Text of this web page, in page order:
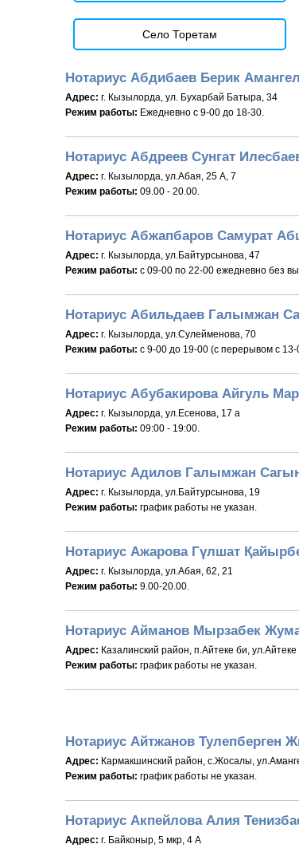
Село Торетам
Нотариус Абдибаев Берик
Адрес: г. Кызылорда, ул. Бухарбай Батыра, 34
Режим работы: Ежедневно с 9-00 до 18-30.
Нотариус Абдреев Сунгат
Адрес: г. Кызылорда, ул.Абая, 25 А, 7
Режим работы: 09.00 - 20.00.
Нотариус Абжапбаров Самурат
Адрес: г. Кызылорда, ул.Байтурсынова, 47
Режим работы: с 09-00 по 22-00 ежедневно без
Нотариус Абильдаев Галымжан
Адрес: г. Кызылорда, ул.Сулейменова, 70
Режим работы: c 9-00 до 19-00 (с перерывом с
Нотариус Абубакирова Айгуль
Адрес: г. Кызылорда, ул.Есенова, 17 а
Режим работы: 09:00 - 19:00.
Нотариус Адилов Галымжан
Адрес: г. Кызылорда, ул.Байтурсынова, 19
Режим работы: график работы не указан.
Нотариус Ажарова Гүлшат
Адрес: г. Кызылорда, ул.Абая, 62, 21
Режим работы: 9.00-20.00.
Нотариус Айманов Мырзабек
Адрес: Казалинский район, п.Айтеке би,
Режим работы: график работы не указан.
Нотариус Айтжанов Тулепберген
Адрес: Кармакшинский район, с.Жосалы,
Режим работы: график работы не указан.
Нотариус Акпейлова Алия
Адрес: г. Байконыр, 5 мкр, 4 А